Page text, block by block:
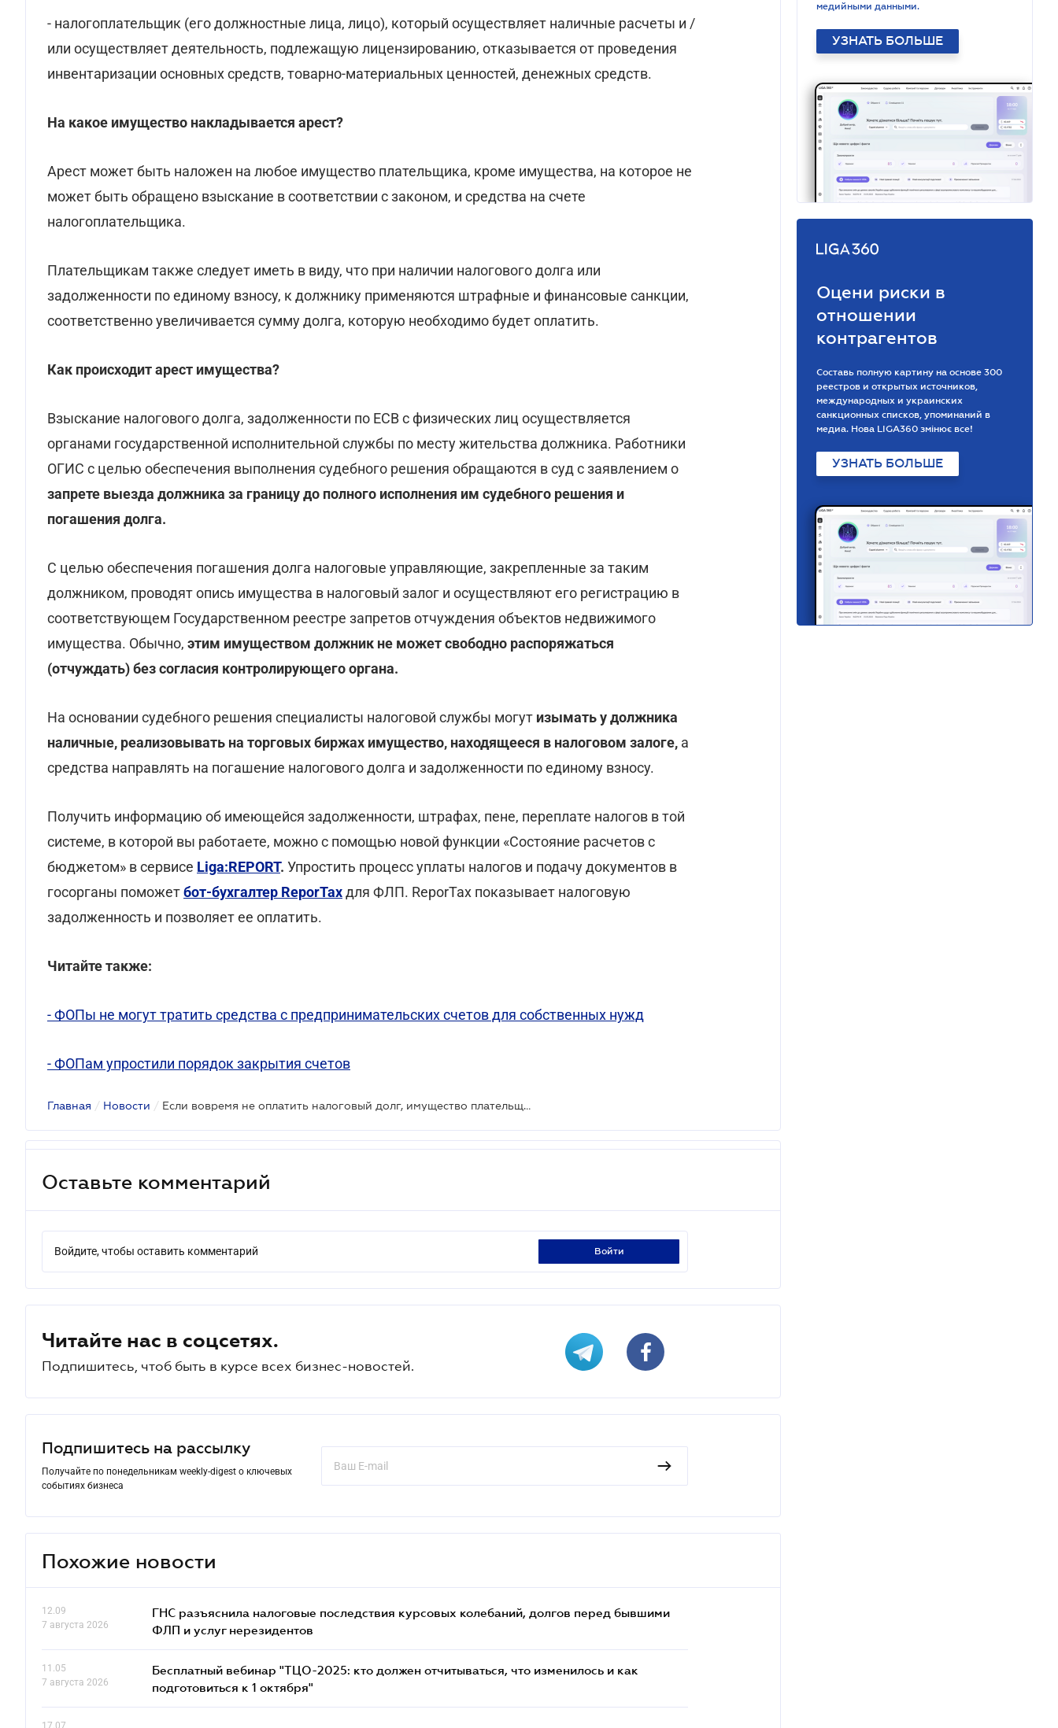
- налогоплательщик (его должностные лица, лицо), который осуществляет наличные расчеты и /
или осуществляет деятельность, подлежащую лицензированию, отказывается от проведения
инвентаризации основных средств, товарно-материальных ценностей, денежных средств.
На какое имущество накладывается арест?
Арест может быть наложен на любое имущество плательщика, кроме имущества, на которое не
может быть обращено взыскание в соответствии с законом, и средства на счете
налогоплательщика.
Плательщикам также следует иметь в виду, что при наличии налогового долга или
задолженности по единому взносу, к должнику применяются штрафные и финансовые санкции,
соответственно увеличивается сумму долга, которую необходимо будет оплатить.
Как происходит арест имущества?
Взыскание налогового долга, задолженности по ЕСВ с физических лиц осуществляется
органами государственной исполнительной службы по месту жительства должника. Работники
ОГИС с целью обеспечения выполнения судебного решения обращаются в суд с заявлением о
запрете выезда должника за границу до полного исполнения им судебного решения и
погашения долга.
С целью обеспечения погашения долга налоговые управляющие, закрепленные за таким
должником, проводят опись имущества в налоговый залог и осуществляют его регистрацию в
соответствующем Государственном реестре запретов отчуждения объектов недвижимого
имущества. Обычно, этим имуществом должник не может свободно распоряжаться
(отчуждать) без согласия контролирующего органа.
На основании судебного решения специалисты налоговой службы могут изымать у должника
наличные, реализовывать на торговых биржах имущество, находящееся в налоговом залоге, а
средства направлять на погашение налогового долга и задолженности по единому взносу.
Получить информацию об имеющейся задолженности, штрафах, пене, переплате налогов в той
системе, в которой вы работаете, можно с помощью новой функции «Состояние расчетов с
бюджетом» в сервисе Liga:REPORT. Упростить процесс уплаты налогов и подачу документов в
госорганы поможетбот-бухгалтер ReporTaxдля ФЛП. ReporTax показывает налоговую
задолженность и позволяет ее оплатить.
Читайте также:
- ФОПы не могут тратить средства с предпринимательских счетов для собственных нужд
- ФОПам упростили порядок закрытия счетов
Главная / Новости / Если вовремя не оплатить налоговый долг, имущество плательщика может быть арестовано
Оставьте комментарий
Войдите, чтобы оставить комментарий войти
Читайте нас в соцсетях.
Подпишитесь, чтоб быть в курсе всех бизнес-новостей.
Подпишитесь на рассылку
Получайте по понедельникам weekly-digest о ключевых
событиях бизнеса
Похожие новости
12.09
7 августа 2026
ГНС разъяснила налоговые последствия курсовых колебаний, долгов перед бывшими
ФЛП и услуг нерезидентов
11.05
7 августа 2026
Бесплатный вебинар "ТЦО-2025: кто должен отчитываться, что изменилось и как
подготовиться к 1 октября"
17.07
медийными данными.
УЗНАТЬ БОЛЬШЕ
Оцени риски в
отношении
контрагентов
Составь полную картину на основе 300
реестров и открытых источников,
международных и украинских
санкционных списков, упоминаний в
медиа. Нова LIGA360 змінює все!
УЗНАТЬ БОЛЬШЕ